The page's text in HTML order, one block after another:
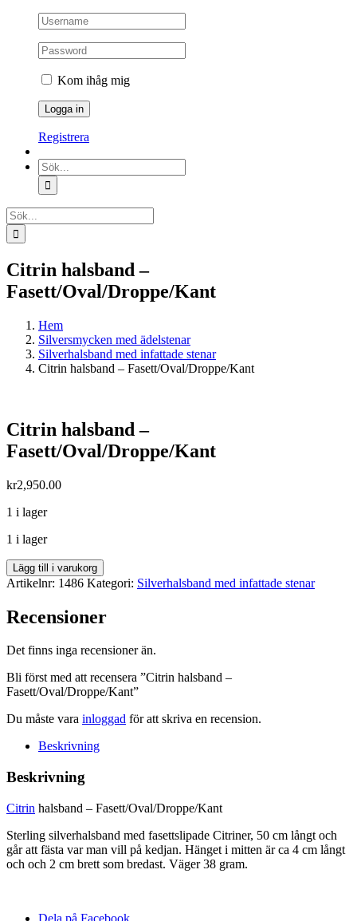
Kom ihåg mig
Registrera
Sök
efter:
Sök
efter:
Citrin halsband –
Fasett/Oval/Droppe/Kant
Hem
Silversmycken med ädelstenar
Silverhalsband med infattade stenar
Citrin halsband – Fasett/Oval/Droppe/Kant
Citrin halsband –
Fasett/Oval/Droppe/Kant
kr2,950.00
1 i lager
1 i lager
Citrin
halsband
Fasett/Oval/Droppe/Kant
mängd
Lägg till i varukorg
Artikelnr: 1486 Kategori: Silverhalsband med infattade stenar
Recensioner
Det finns inga recensioner än.
Bli först med att recensera ”Citrin halsband –
Fasett/Oval/Droppe/Kant”
Du måste vara inloggad för att skriva en recension.
Beskrivning
Beskrivning
Citrin halsband – Fasett/Oval/Droppe/Kant
Sterling silverhalsband med fasettslipade Citriner, 50 cm långt och
går att fästa var man vill på kedjan. Hänget i mitten är ca 4 cm långt
och och 2 cm brett som bredast. Väger 38 gram.
Dela på Facebook